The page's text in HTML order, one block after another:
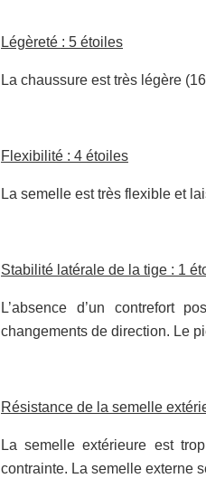
Légèreté : 5 étoiles
La chaussure est très légère
Flexibilité : 4 étoiles
La semelle est très flexible et
Stabilité latérale de la tige : 1
L’absence d’un contrefort
changements de direction. Le
Résistance de la semelle
La semelle extérieure est
contrainte. La semelle externe